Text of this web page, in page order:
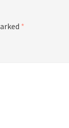
*